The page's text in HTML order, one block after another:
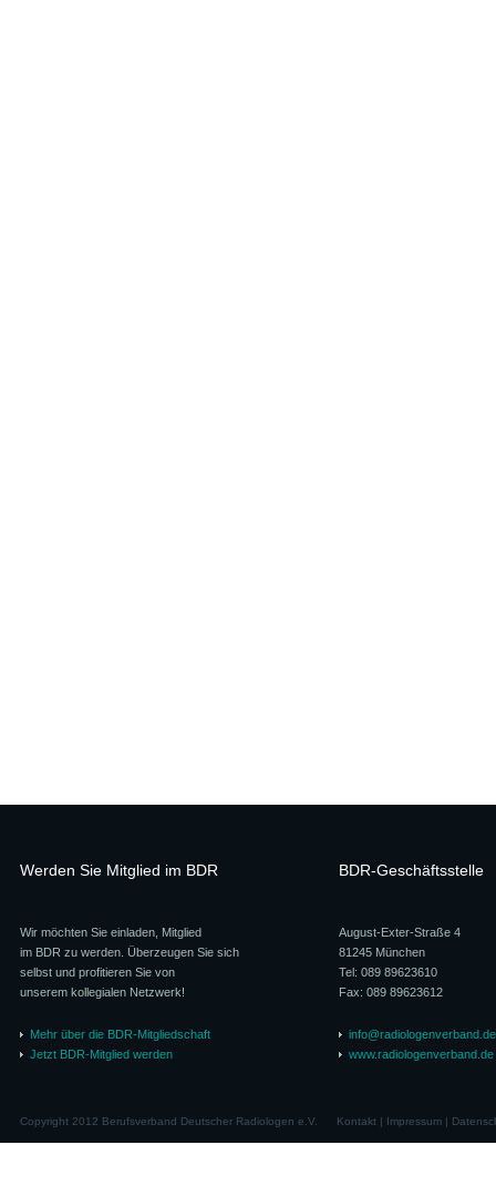
Werden Sie Mitglied im BDR
Wir möchten Sie einladen, Mitglied
im BDR zu werden. Überzeugen Sie sich
selbst und profitieren Sie von
unserem kollegialen Netzwerk!
Mehr über die BDR-Mitgliedschaft
Jetzt BDR-Mitglied werden
BDR-Geschäftsstelle
August-Exter-Straße 4
81245 München
Tel: 089 89623610
Fax: 089 89623612
info@radiologenverband.de
www.radiologenverband.de
Copyright 2012 Berufsverband Deutscher Radiologen e.V. Kontakt| Impressum|